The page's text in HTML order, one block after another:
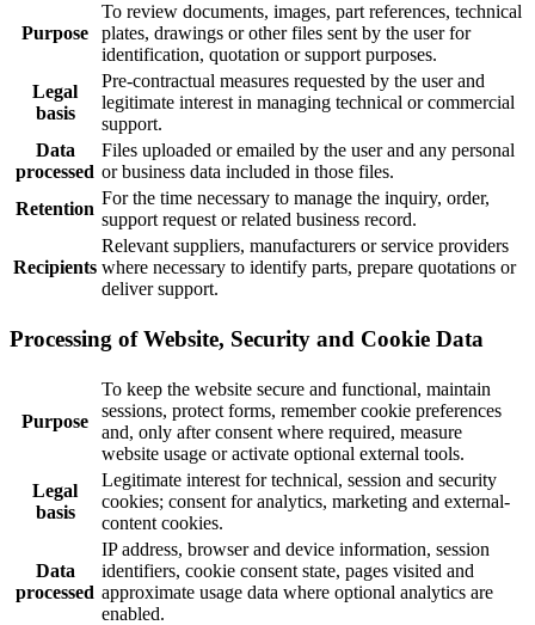
Purpose
To review documents, images, part references, technical
plates, drawings or other files sent by the user for
identification, quotation or support purposes.
Legal
basis
Pre-contractual measures requested by the user and
legitimate interest in managing technical or commercial
support.
Data
processed
Files uploaded or emailed by the user and any personal
or business data included in those files.
Retention
For the time necessary to manage the inquiry, order,
support request or related business record.
Recipients
Relevant suppliers, manufacturers or service providers
where necessary to identify parts, prepare quotations or
deliver support.
Processing of Website, Security and Cookie Data
Purpose
To keep the website secure and functional, maintain
sessions, protect forms, remember cookie preferences
and, only after consent where required, measure
website usage or activate optional external tools.
Legal
basis
Legitimate interest for technical, session and security
cookies; consent for analytics, marketing and external-
content cookies.
Data
processed
IP address, browser and device information, session
identifiers, cookie consent state, pages visited and
approximate usage data where optional analytics are
enabled.